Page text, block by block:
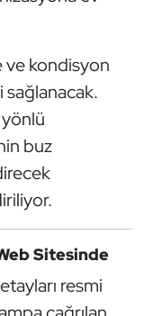
ve kondisyon
buz
Sitesinde
resmi